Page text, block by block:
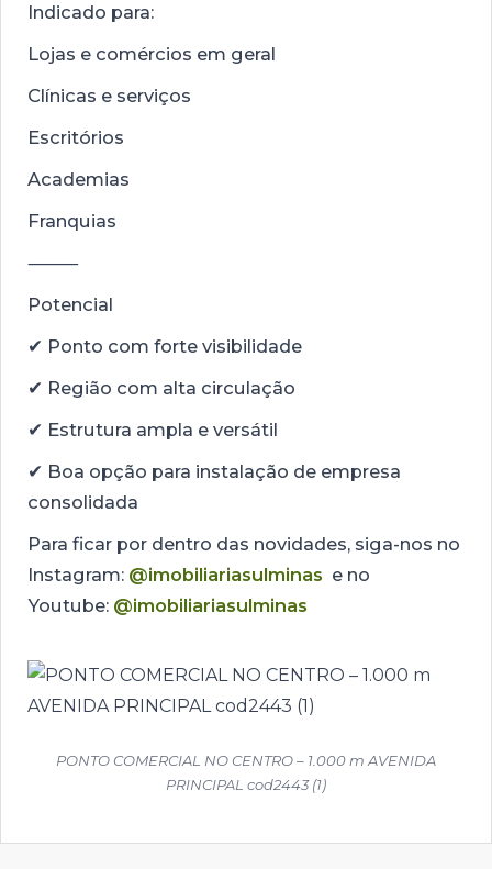
Indicado para:
Lojas e comércios em geral
Clínicas e serviços
Escritórios
Academias
Franquias
⸻
Potencial
✔ Ponto com forte visibilidade
✔ Região com alta circulação
✔ Estrutura ampla e versátil
✔ Boa opção para instalação de empresa
consolidada
Para ficar por dentro das novidades, siga-nos no
Instagram: @imobiliariasulminas e no
Youtube: @imobiliariasulminas
PONTO COMERCIAL NO CENTRO – 1.000 m AVENIDA
PRINCIPAL cod2443 (1)